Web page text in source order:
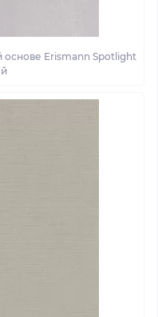
Erismann Spotlight